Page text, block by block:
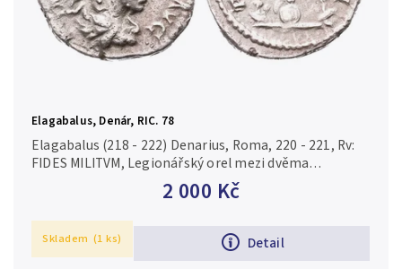
Elagabalus, Denár, RIC. 78
2 000 Kč
Detail
Elagabalus (218 - 222) Denarius, Roma, 220 - 221, Rv:
FIDES MILITVM, Legionářský orel mezi dvěma
standartami, štít v základně, RIC.78, RSC.44 Pěkná
zachovalost, patina,...
Skladem (1 ks)